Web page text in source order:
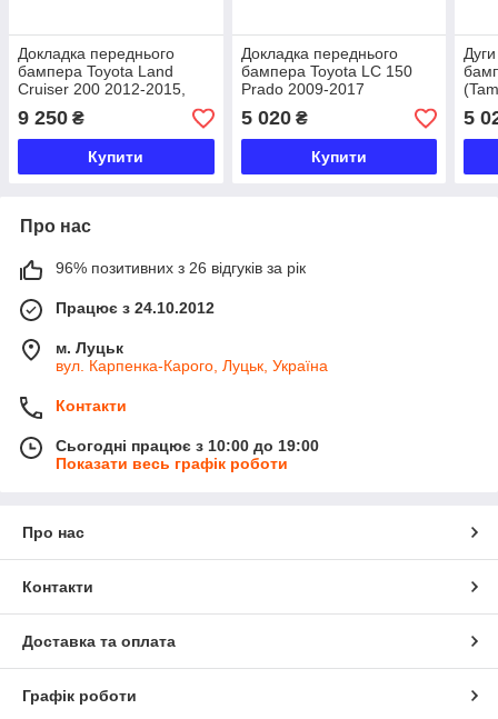
Докладка переднього
бампера Toyota Land
Cruiser 200 2012-2015,
стиль Platinum Edition
(чорна)
9 250 ₴
Купити
Докладка переднього
бампера Toyota LC 150
Prado 2009-2017
5 020₴
Купити
5
Про нас
96% позитивних з 26 відгуків за рік
Працює з 24.10.2012
м. Луцьк
вул. Карпенка-Карого, Луцьк, Україна
Контакти
Сьогодні працює з 10:00 до 19:00
Показати весь графік роботи
Про нас
Контакти
Доставка та оплата
Графік роботи